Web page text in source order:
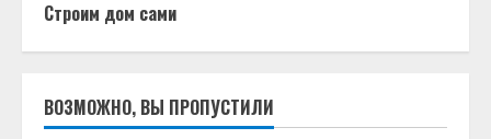
Строим дом сами
ВОЗМОЖНО, ВЫ ПРОПУСТИЛИ